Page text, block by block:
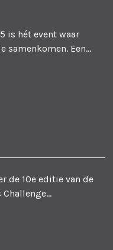
is hét event waar
samenkomen. Een...
de 10e editie van de